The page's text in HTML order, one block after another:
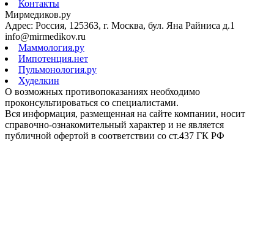
Контакты
Мирмедиков.ру
Адрес: Россия, 125363, г. Москва, бул. Яна Райниса д.1
info@mirmedikov.ru
Маммология.ру
Импотенция.нет
Пульмонология.ру
Худелкин
О возможных противопоказаниях необходимо
проконсультироваться со специалистами.
Вся информация, размещенная на сайте компании, носит
справочно-ознакомительный характер и не является
публичной офертой в соответствии со ст.437 ГК РФ